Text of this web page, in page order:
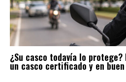
¿Su casco todavía lo
un casco certificado y en